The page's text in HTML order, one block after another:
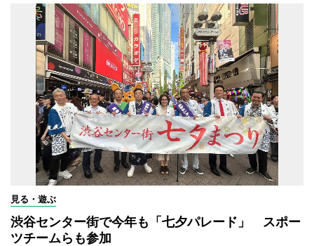
見る・遊ぶ
渋谷センター街で今年も「七夕パレード」 スポー
ツチームらも参加